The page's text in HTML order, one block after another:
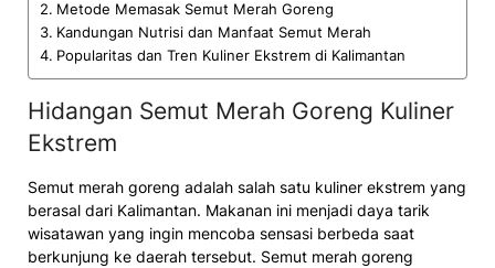
Metode Memasak Semut Merah Goreng
Kandungan Nutrisi dan Manfaat Semut Merah
Popularitas dan Tren Kuliner Ekstrem di Kalimantan
Hidangan Semut Merah Goreng Kuliner
Ekstrem
Semut merah goreng adalah salah satu kuliner ekstrem yang
berasal dari Kalimantan. Makanan ini menjadi daya tarik
wisatawan yang ingin mencoba sensasi berbeda saat
berkunjung ke daerah tersebut. Semut merah goreng